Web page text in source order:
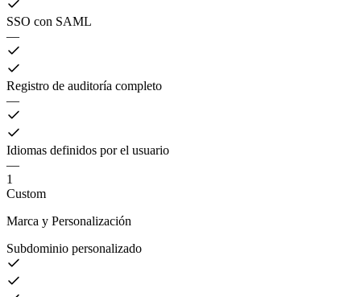
SSO con SAML
—
Registro de auditoría completo
—
Idiomas definidos por el usuario
—
1
Custom
Marca y Personalización
Subdominio personalizado